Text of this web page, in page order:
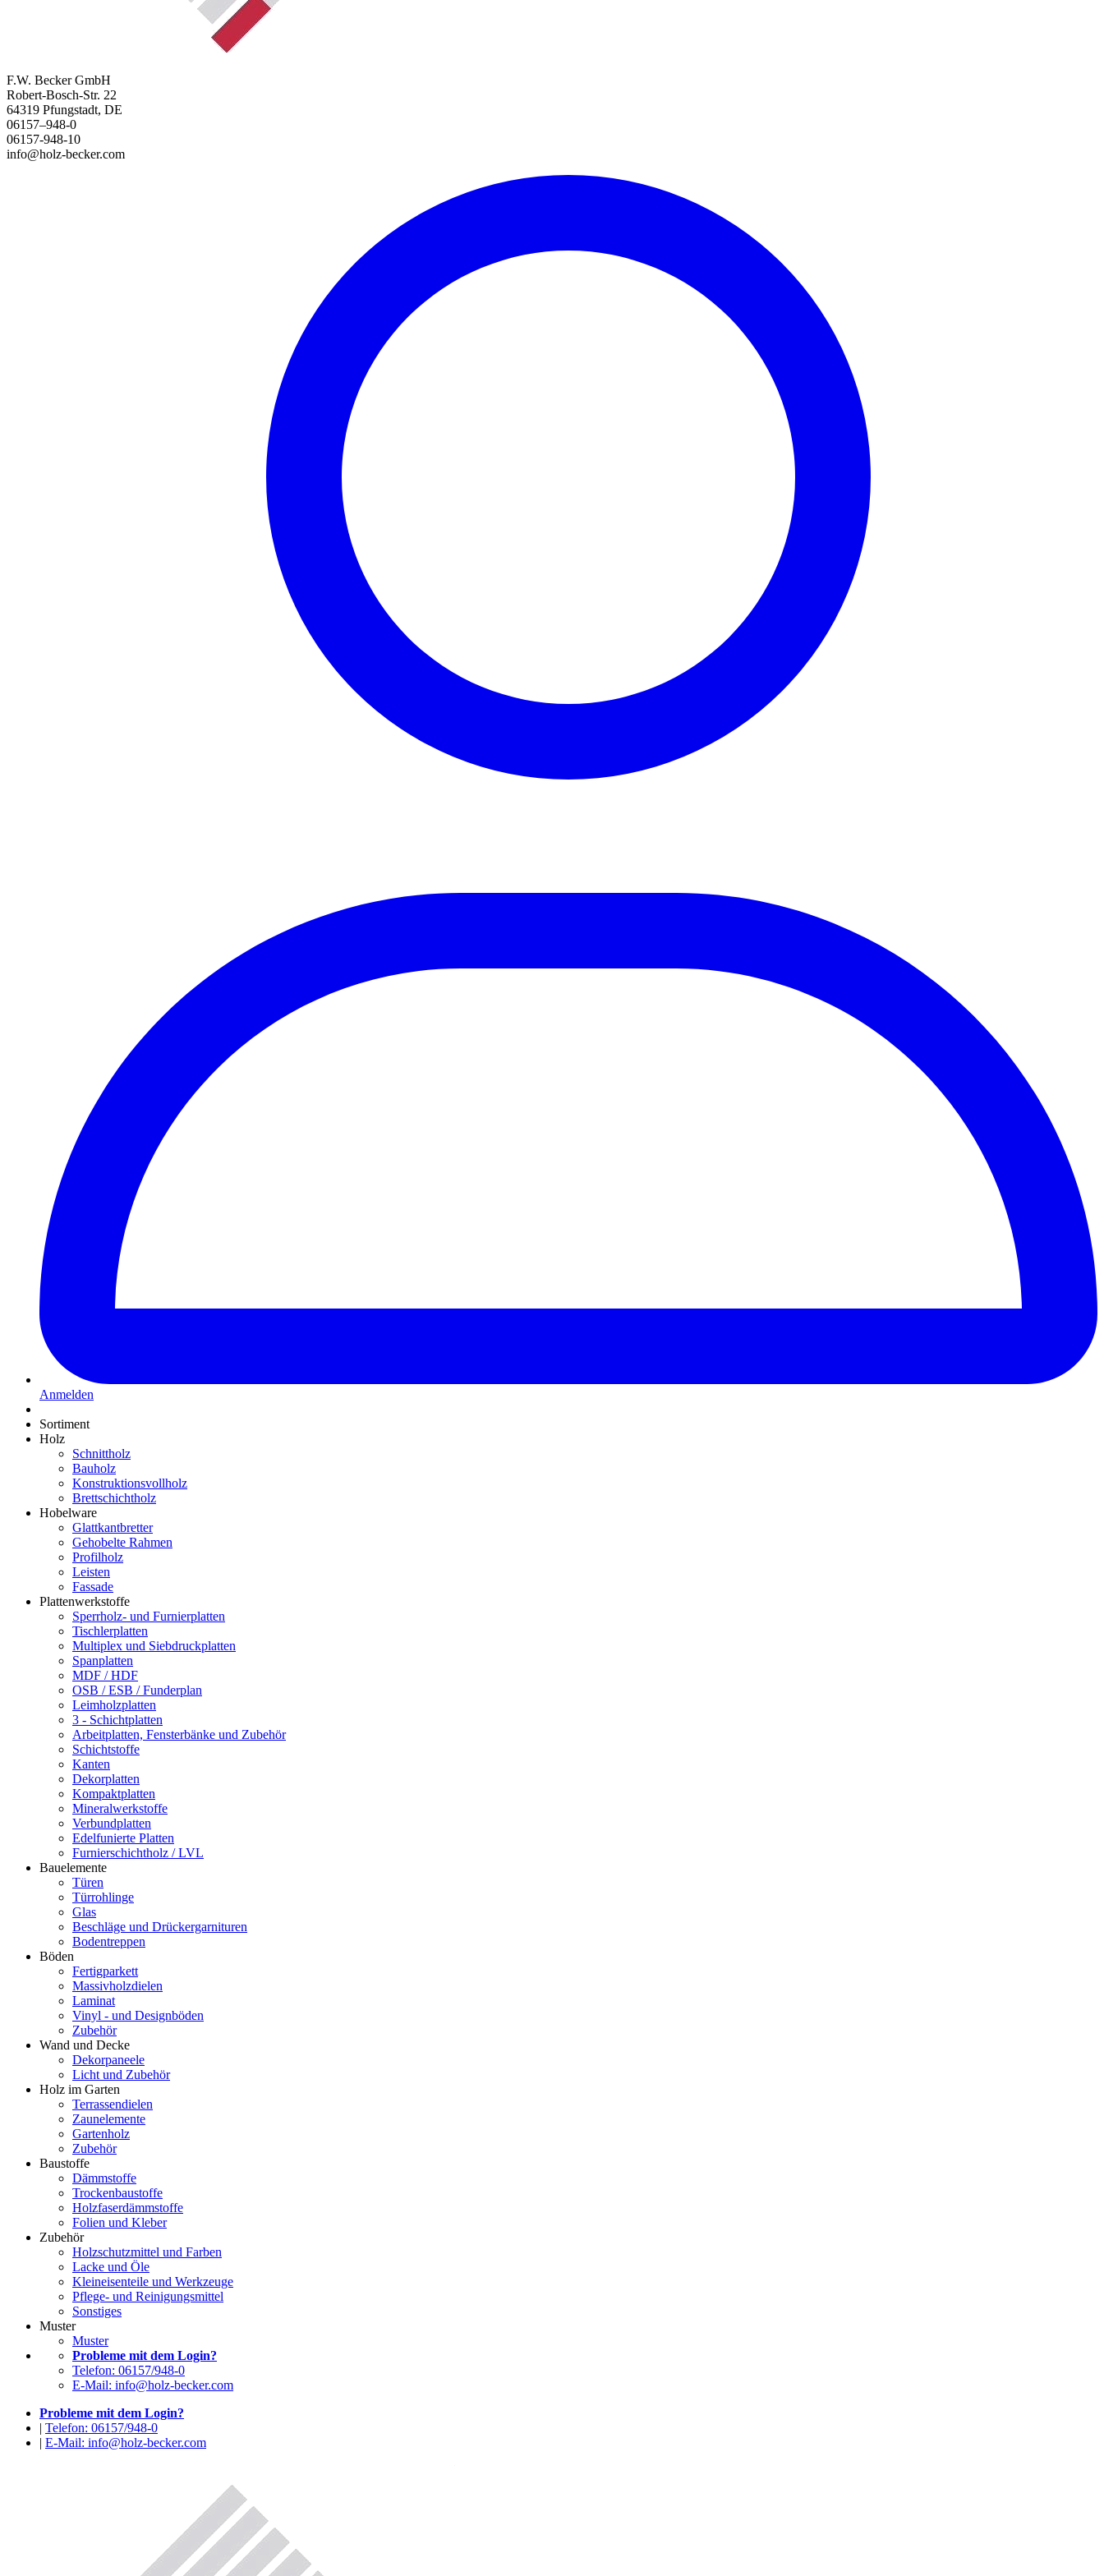
F.W. Becker GmbH
Robert-Bosch-Str. 22
64319 Pfungstadt, DE
06157–948-0
06157-948-10
info@holz-becker.com
Anmelden
Sortiment
Holz
Schnittholz
Bauholz
Konstruktionsvollholz
Brettschichtholz
Hobelware
Glattkantbretter
Gehobelte Rahmen
Profilholz
Leisten
Fassade
Plattenwerkstoffe
Sperrholz- und Furnierplatten
Tischlerplatten
Multiplex und Siebdruckplatten
Spanplatten
MDF / HDF
OSB / ESB / Funderplan
Leimholzplatten
3 - Schichtplatten
Arbeitplatten, Fensterbänke und Zubehör
Schichtstoffe
Kanten
Dekorplatten
Kompaktplatten
Mineralwerkstoffe
Verbundplatten
Edelfunierte Platten
Furnierschichtholz / LVL
Bauelemente
Türen
Türrohlinge
Glas
Beschläge und Drückergarnituren
Bodentreppen
Böden
Fertigparkett
Massivholzdielen
Laminat
Vinyl - und Designböden
Zubehör
Wand und Decke
Dekorpaneele
Licht und Zubehör
Holz im Garten
Terrassendielen
Zaunelemente
Gartenholz
Zubehör
Baustoffe
Dämmstoffe
Trockenbaustoffe
Holzfaserdämmstoffe
Folien und Kleber
Zubehör
Holzschutzmittel und Farben
Lacke und Öle
Kleineisenteile und Werkzeuge
Pflege- und Reinigungsmittel
Sonstiges
Muster
Muster
Probleme mit dem Login?
Telefon: 06157/948-0
E-Mail: info@holz-becker.com
Probleme mit dem Login?
| Telefon: 06157/948-0
| E-Mail: info@holz-becker.com